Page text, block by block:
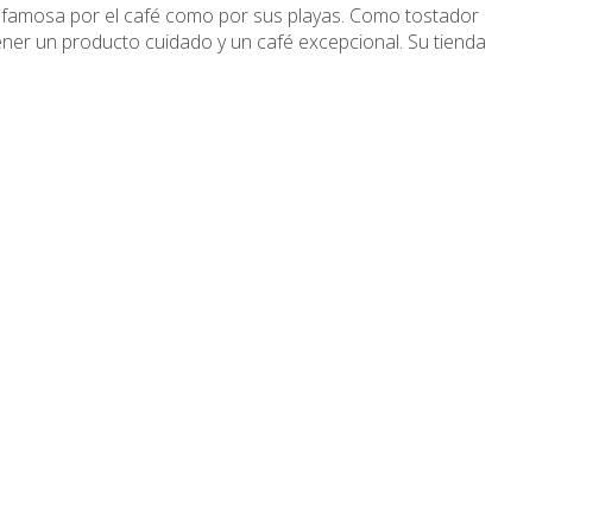
por el café como por sus playas. Como tostador
un producto cuidado y un café excepcional. Su tienda